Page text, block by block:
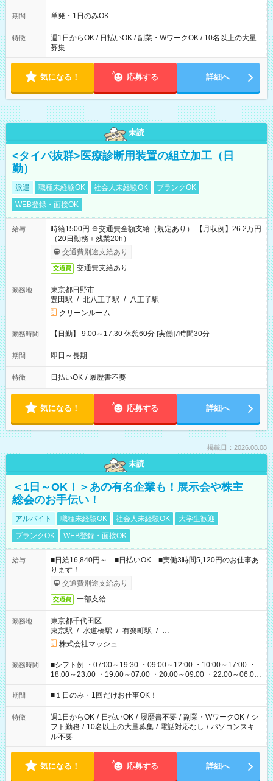
～21：00
期間 単発・1日のみOK
特徴
週1日からOK / 日払いOK / 副業・WワークOK / 10名以上の大量
募集
気になる！ 応募する 詳細へ
未読
<タイパ抜群>医療診断用装置の組立加工（日
勤）
派遣 職種未経験OK 社会人未経験OK
ブランクOK
WEB登録・面接OK
給与
時給1500円 ※交通費全額支給（規定あり） 【月収例】26.2万円
（20日勤務＋残業20h）
交通費別途支給あり
交通費 交通費支給あり
勤務地
東京都日野市
豊田駅 / 北八王子駅 / 八王子駅
クリーンルーム
勤務時間 【日勤】 9:00～17:30 休憩60分 [実働]7時間30分
期間 即日～長期
特徴 日払いOK / 履歴書不要
気になる！ 応募する 詳細へ
掲載日：2026.08.08
未読
＜1日～OK！＞あの有名企業も！展示会や株主
総会のお手伝い！
アルバイト 職種未経験OK 社会人未経験OK
大学生歓迎
ブランクOK
WEB登録・面接OK
給与
■日給16,840円～ ■日払いOK ■実働3時間5,120円のお仕事あ
ります！
交通費別途支給あり
交通費 一部支給
勤務地
東京都千代田区
東京駅 / 水道橋駅 / 有楽町駅 / …
株式会社マッシュ
勤務時間
■シフト例 ・07:00～19:30 ・09:00～12:00 ・10:00～17:00 ・
18:00～23:00 ・19:00～07:00 ・20:00～09:00 ・22:00～06:00
etc ★最短で3時間で5,120円のお仕事から 15時間で2万円近く稼
げるお仕事も！ ご希望のお時間に合わせてご紹介！ ※シフトは
ください！
期間 ■１日のみ・1回だけお仕事OK！
特徴 週1日からOK / 日払いOK / 履歴書不要 / 副業・WワークOK / シ
フト勤務 / 10名以上の大量募集 / 電話対応なし / パソコンスキ
ル不要
気になる！ 応募する 詳細へ